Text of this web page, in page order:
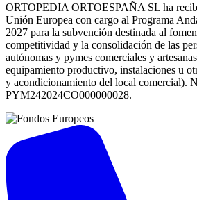
ORTOPEDIA ORTOESPAÑA SL ha
Unión Europea con cargo al Programa
2027 para la subvención destinada al
competitividad y la consolidación de las
autónomas y pymes comerciales y
equipamiento productivo, instalaciones u
y acondicionamiento del local comercial).
PYM242024CO000000028.